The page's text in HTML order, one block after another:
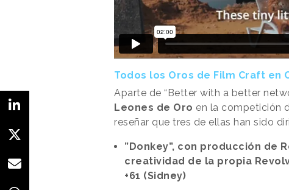
Todos los Oros de Film Craft en
Aparte de “Better with a better
Leones de Oro en la competición
reseñar que tres de ellas han sido
”Donkey”, con producción de
creatividad de la propia
+61 (Sidney)